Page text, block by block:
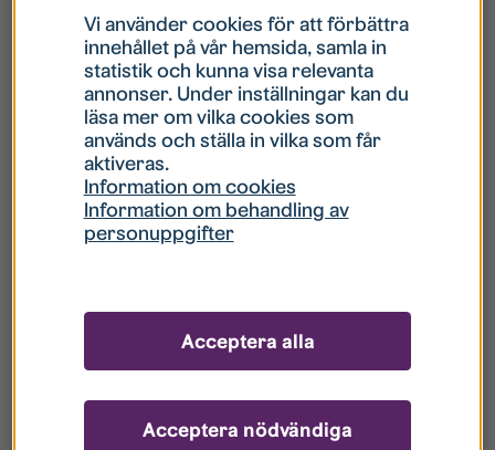
Vi använder cookies för att förbättra
innehållet på vår hemsida, samla in
statistik och kunna visa relevanta
annonser. Under inställningar kan du
läsa mer om vilka cookies som
används och ställa in vilka som får
aktiveras.
Information om cookies
Information om behandling av
personuppgifter
Acceptera nödvändiga
Acceptera alla